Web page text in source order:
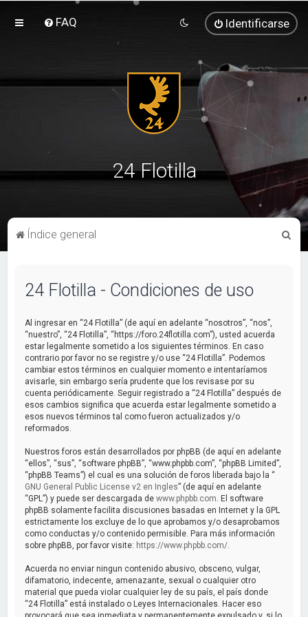
FAQ Identificarse
24 Flotilla
Índice general
24 Flotilla - Condiciones de uso
Al ingresar en “24 Flotilla” (de aquí en adelante “nosotros”, “nos”,
“nuestro”, “24 Flotilla”, “https://foro.24flotilla.com”), usted acuerda
estar legalmente sometido a los siguientes términos. En caso
contrario por favor no se registre y/o use “24 Flotilla”. Podemos
cambiar estos términos en cualquier momento e intentaríamos
avisarle, sin embargo sería prudente que los revisase por su
cuenta periódicamente. Seguir registrado a “24 Flotilla” después de
esos cambios significa que acuerda estar legalmente sometido a
esos nuevos términos tal como fueron actualizados y/o
reformados.
Nuestros foros están desarrollados por phpBB (de aquí en adelante
“ellos”, “sus”, “software phpBB”, “www.phpbb.com”, “phpBB Limited”,
“phpBB Teams”) el cual es una solución de foros liberada bajo la “
GNU General Public License v2 en Ingles” (de aquí en adelante
“GPL”) y puede ser descargada dewww.phpbb.com . El software
phpBB solamente facilita discusiones basadas en Internet y la GPL
estrictamente los excluye de lo que aprobamos y/o desaprobamos
como conductas y/o contenido permisible. Para más información
sobre phpBB, por favor visite: https://www.phpbb.com/
Acuerda no enviar ningun contenido abusivo, obsceno, vulgar,
difamatorio, indecente, amenazante, sexual o cualquier otro
material que pueda violar cualquier ley de su país, el país donde
“24 Flotilla” está instalado o Leyes Internacionales. Hacer eso